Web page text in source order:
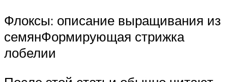
Флоксы: описание выращивания из
семянФормирующая стрижка
лобелии